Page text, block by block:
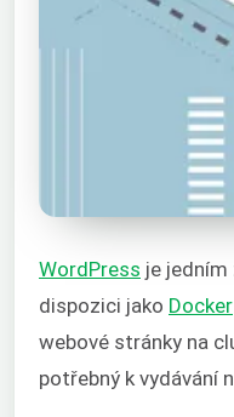
WordPress je jedním
dispozici jako Docker
webové stránky na
potřebný k vydávání